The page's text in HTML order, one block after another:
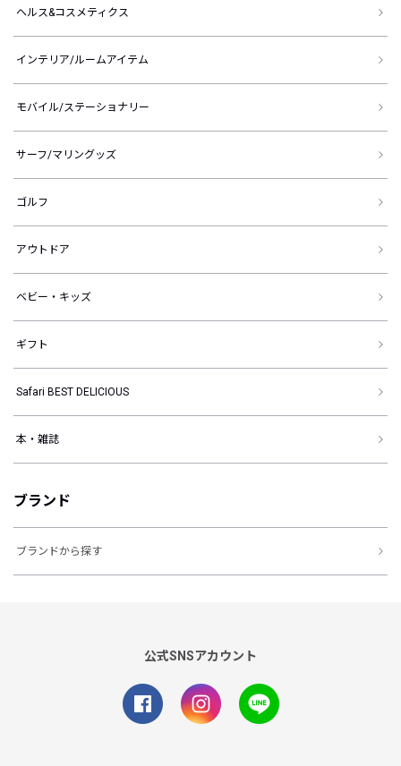
ヘルス&コスメティクス
インテリア/ルームアイテム
モバイル/ステーショナリー
サーフ/マリングッズ
ゴルフ
アウトドア
ベビー・キッズ
ギフト
Safari BEST DELICIOUS
本・雑誌
ブランド
ブランドから探す
公式SNSアカウント